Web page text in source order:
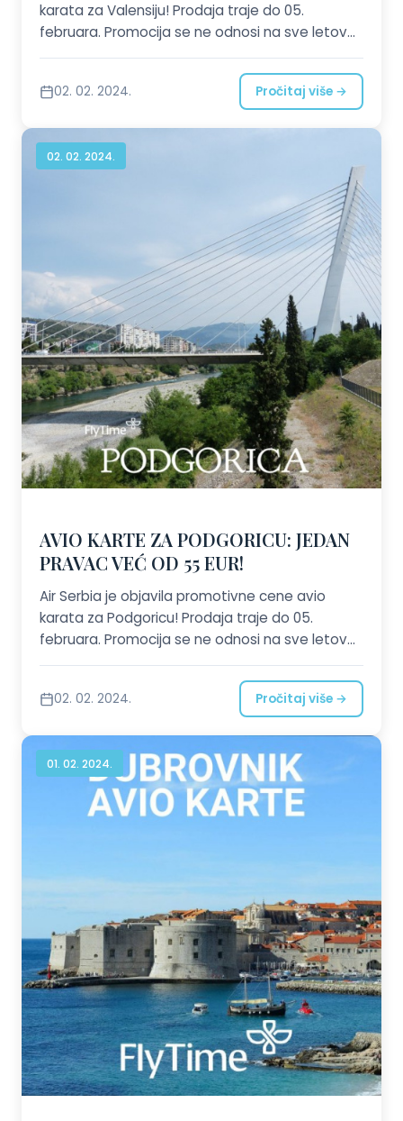
karata za Valensiju! Prodaja traje do 05.
februara. Promocija se ne odnosi na sve letove!
Broj mesta po promotivnim cenama je
ograničen. Pozovite nas ili nam pošaljite zahtev!
02. 02. 2024. Pročitaj više →
02. 02. 2024.
AVIO KARTE ZA PODGORICU: JEDAN
PRAVAC VEĆ OD 55 EUR!
Air Serbia je objavila promotivne cene avio
karata za Podgoricu! Prodaja traje do 05.
februara. Promocija se ne odnosi na sve letove!
Broj mesta po promotivnim cenama je
ograničen. Pozovite nas ili nam pošaljite zahtev!
02. 02. 2024. Pročitaj više →
01. 02. 2024.